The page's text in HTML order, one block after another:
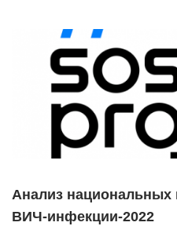
Анализ национальных
ВИЧ-инфекции-2022